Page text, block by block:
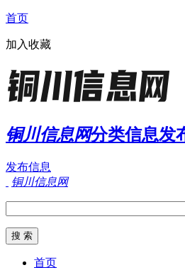
首页
加入收藏
铜川信息网分类信息发
发布信息
铜川信息网
首页